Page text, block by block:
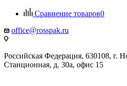
Сравнение товаров0
office@rosspak.ru
Российская Федерация, 630108, г.
Станционная, д. 30а, офис 15